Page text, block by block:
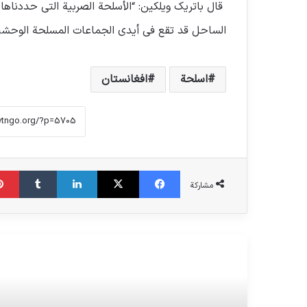
قال باتريك ويلكين: “الأسلحة الصربية التي
الساحل قد تقع في أيدي الجماعات المسلحة
اسلحة افغانستان
مشاركة
فیس بوک X لینکدین ‫تامبلر